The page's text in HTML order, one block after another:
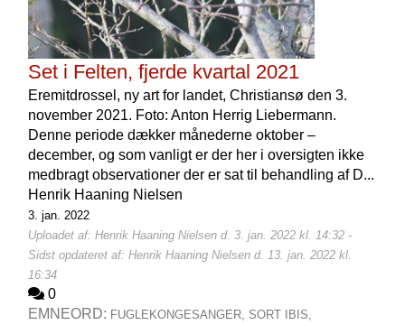
Set i Felten, fjerde kvartal 2021
Eremitdrossel, ny art for landet, Christiansø den 3.
november 2021. Foto: Anton Herrig Liebermann.
Denne periode dækker månederne oktober –
december, og som vanligt er der her i oversigten ikke
medbragt observationer der er sat til behandling af D...
Henrik Haaning Nielsen
3. jan. 2022
Uploadet af: Henrik Haaning Nielsen d. 3. jan. 2022 kl. 14:32 -
Sidst opdateret af: Henrik Haaning Nielsen d. 13. jan. 2022 kl.
16:34
0
EMNEORD: FUGLEKONGESANGER, SORT IBIS,